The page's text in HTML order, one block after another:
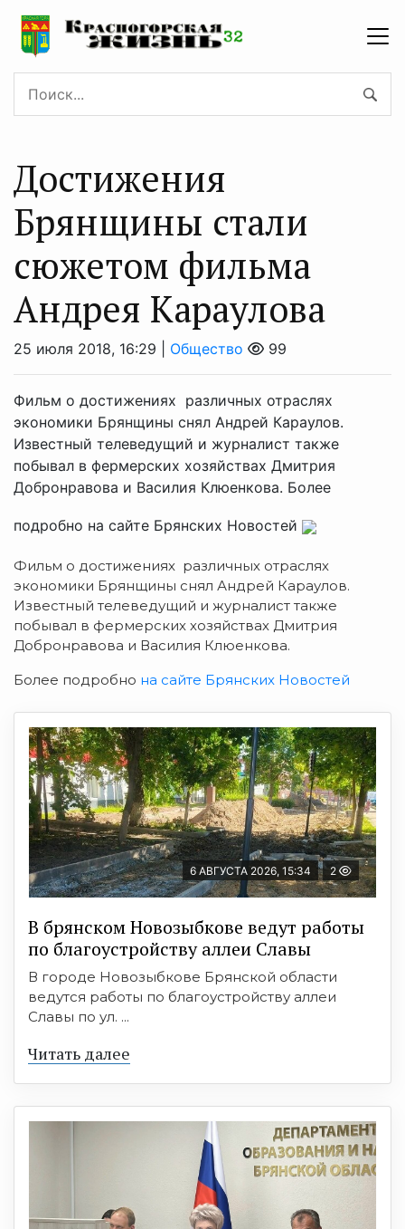
Достижения
Брянщины стали
сюжетом фильма
Андрея Караулова
25 июля 2018, 16:29 | Общество 99
Фильм о достижениях различных отраслях
экономики Брянщины снял Андрей Караулов.
Известный телеведущий и журналист также
побывал в фермерских хозяйствах Дмитрия
Добронравова и Василия Клюенкова. Более
подробно на сайте Брянских Новостей
Фильм о достижениях различных отраслях
экономики Брянщины снял Андрей Караулов.
Известный телеведущий и журналист также
побывал в фермерских хозяйствах Дмитрия
Добронравова и Василия Клюенкова.
Более подробно на сайте Брянских Новостей
6 АВГУСТА 2026, 15:34 2
В брянском Новозыбкове ведут работы
по благоустройству аллеи Славы
В городе Новозыбкове Брянской области
ведутся работы по благоустройству аллеи
Славы по ул. ...
Читать далее